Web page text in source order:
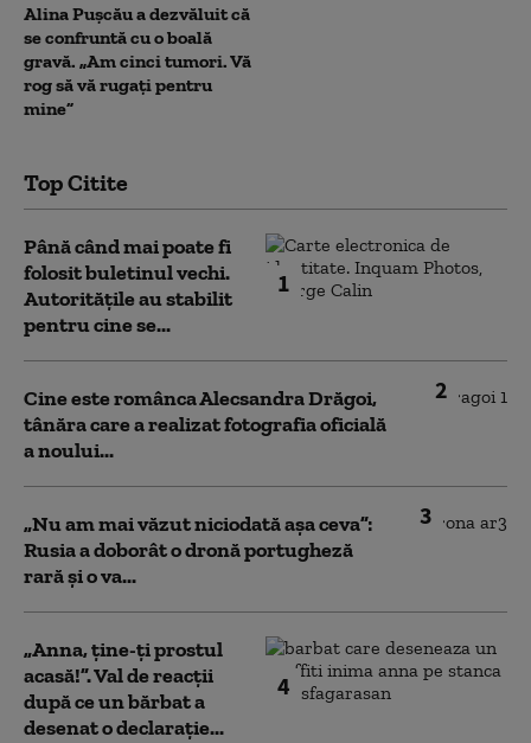
Alina Pușcău a dezvăluit că
se confruntă cu o boală
gravă. „Am cinci tumori. Vă
rog să vă rugați pentru
mine”
Top Citite
1
Până când mai poate fi
folosit buletinul vechi.
Autoritățile au stabilit
pentru cine se...
2
Cine este românca Alecsandra Drăgoi,
tânăra care a realizat fotografia oficială
a noului...
3
„Nu am mai văzut niciodată așa ceva”:
Rusia a doborât o dronă portugheză
rară și o va...
4
„Anna, ţine-ţi prostul
acasă!”. Val de reacții
după ce un bărbat a
desenat o declarație...